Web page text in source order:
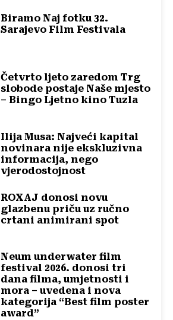
Biramo Naj fotku 32.
Sarajevo Film Festivala
Četvrto ljeto zaredom Trg
slobode postaje Naše mjesto
– Bingo Ljetno kino Tuzla
Ilija Musa: Najveći kapital
novinara nije ekskluzivna
informacija, nego
vjerodostojnost
ROXAJ donosi novu
glazbenu priču uz ručno
crtani animirani spot
Neum underwater film
festival 2026. donosi tri
dana filma, umjetnosti i
mora – uvedena i nova
kategorija “Best film poster
award”